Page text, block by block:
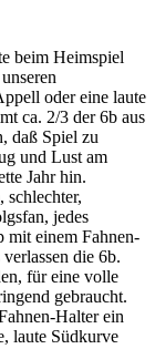
beim Heimspiel
oder eine laute
ca. 2/3 der 6b aus
daß Spiel zu
und Lust am
Jahr hin.
schlechter,
jedes
mit einem Fahnen-
die 6b.
für eine volle
gebraucht.
Halter ein
laute Südkurve